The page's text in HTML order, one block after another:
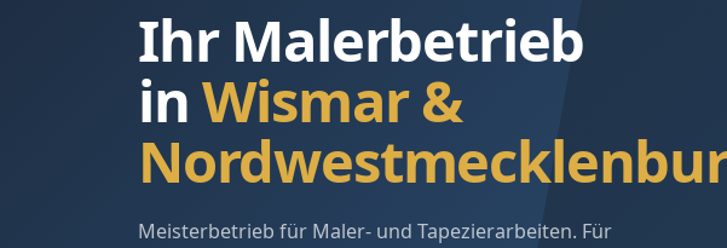
Ihr Malerbetrieb
inWismar &
Meisterbetrieb für Maler- und Tapezierarbeiten. Für